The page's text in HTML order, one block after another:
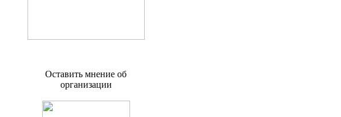
Оставить мнение об
организации